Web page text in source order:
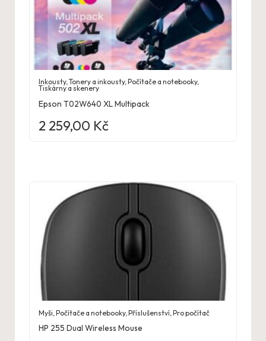
Inkousty,Tonery a inkousty,Počítače a notebooky,
Tiskárny a skenery
Epson T02W640 XL Multipack
2 259,00 Kč
Myši ,Počítače a notebooky,Příslušenství ,Pro počítač
HP 255 Dual Wireless Mouse